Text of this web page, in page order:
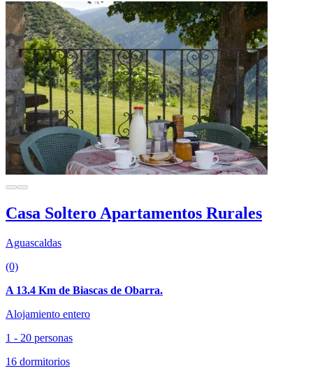
Casa Soltero Apartamentos Rurales
Aguascaldas
(0)
A 13.4 Km de Biascas de Obarra.
Alojamiento entero
1 - 20 personas
16 dormitorios